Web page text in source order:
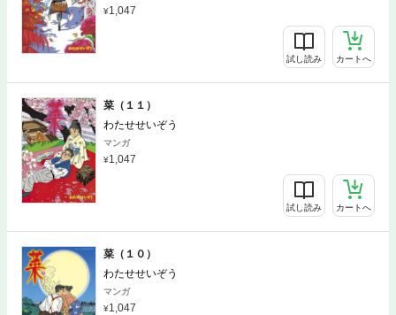
1,047
試し読み カートへ
菜（１１）
わたせせいぞう
マンガ
1,047
試し読み カートへ
菜（１０）
わたせせいぞう
マンガ
1,047